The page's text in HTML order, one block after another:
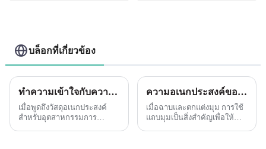
บล็อกที่เกี่ยวข้อง
ทำความเข้าใจกับความอเนกประสงค์ของแผ่นพีวีซีโฟม
เมื่อพูดถึงวัสดุอเนกประสงค์
สำหรับอุตสาหกรรมการ
ความอเนกประสงค์ของเม็ดบีดเข้ามุมปูน PVC แบบยืดหยุ่น
เมื่อฉาบและตกแต่งมุม การใช้
แถบมุมเป็นสิ่งสำคัญเพื่อให้